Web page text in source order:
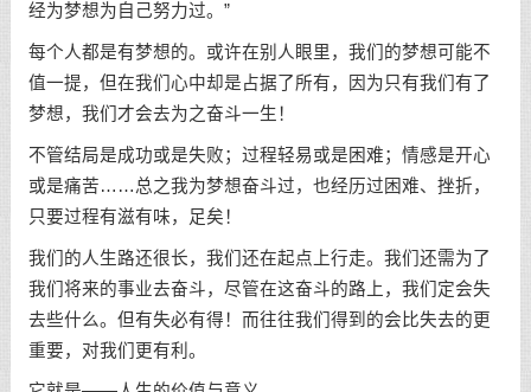
经为梦想为自己努力过。”
每个人都是有梦想的。或许在别人眼里，我们的梦想可能不
值一提，但在我们心中却是占据了所有，因为只有我们有了
梦想，我们才会去为之奋斗一生！
不管结局是成功或是失败；过程轻易或是困难；情感是开心
或是痛苦……总之我为梦想奋斗过，也经历过困难、挫折，
只要过程有滋有味，足矣！
我们的人生路还很长，我们还在起点上行走。我们还需为了
我们将来的事业去奋斗，尽管在这奋斗的路上，我们定会失
去些什么。但有失必有得！而往往我们得到的会比失去的更
重要，对我们更有利。